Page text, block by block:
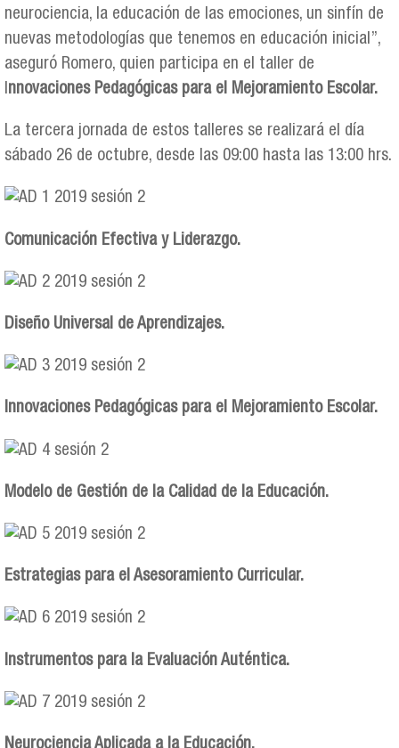
neurociencia, la educación de las emociones, un sinfín de
nuevas metodologías que tenemos en educación inicial”,
aseguró Romero, quien participa en el taller de
Innovaciones Pedagógicas para el Mejoramiento Escolar.
La tercera jornada de estos talleres se realizará el día
sábado 26 de octubre, desde las 09:00 hasta las 13:00 hrs.
Comunicación Efectiva y Liderazgo.
Diseño Universal de Aprendizajes.
Innovaciones Pedagógicas para el Mejoramiento Escolar.
Modelo de Gestión de la Calidad de la Educación.
Estrategias para el Asesoramiento Curricular.
Instrumentos para la Evaluación Auténtica.